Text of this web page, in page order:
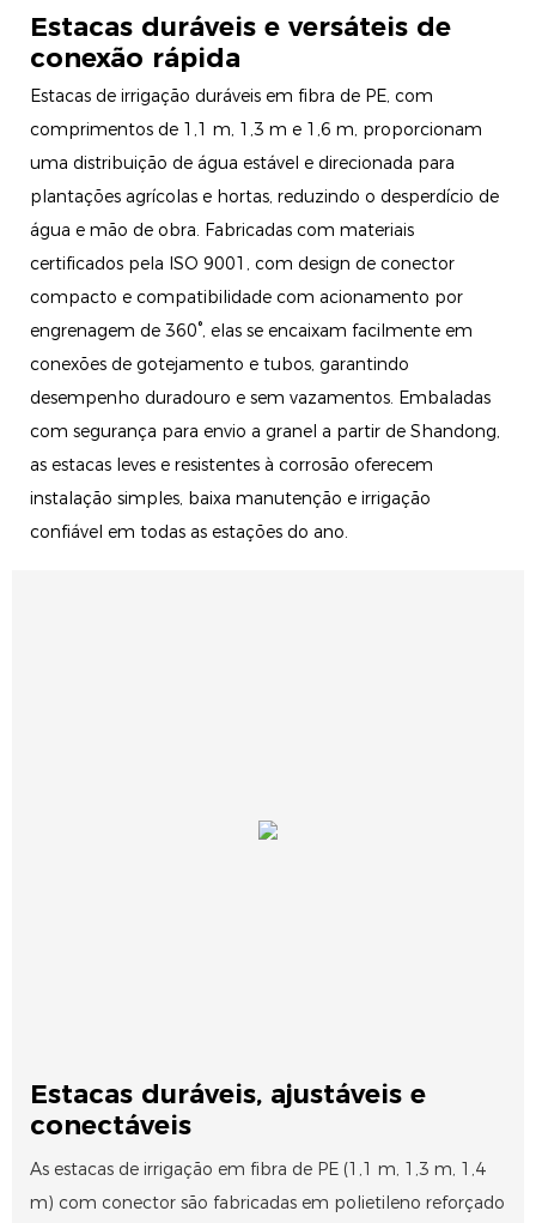
Estacas duráveis ​​e versáteis de
conexão rápida
Estacas de irrigação duráveis ​​em fibra de PE, com
comprimentos de 1,1 m, 1,3 m e 1,6 m, proporcionam
uma distribuição de água estável e direcionada para
plantações agrícolas e hortas, reduzindo o desperdício de
água e mão de obra. Fabricadas com materiais
certificados pela ISO 9001, com design de conector
compacto e compatibilidade com acionamento por
engrenagem de 360°, elas se encaixam facilmente em
conexões de gotejamento e tubos, garantindo
desempenho duradouro e sem vazamentos. Embaladas
com segurança para envio a granel a partir de Shandong,
as estacas leves e resistentes à corrosão oferecem
instalação simples, baixa manutenção e irrigação
confiável em todas as estações do ano.
Estacas duráveis, ajustáveis ​​e
conectáveis
As estacas de irrigação em fibra de PE (1,1 m, 1,3 m, 1,4
m) com conector são fabricadas em polietileno reforçado